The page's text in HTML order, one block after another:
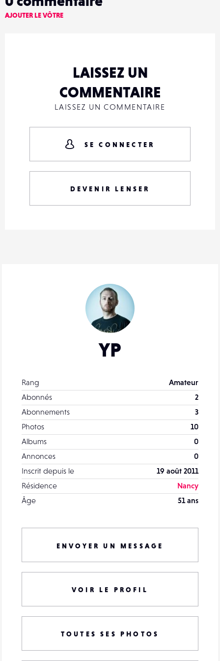
YP
Rang
Amateur
Abonnés
2
Abonnements
3
Photos
10
Albums
0
Annonces
0
Inscrit depuis le
19 août 2011
Résidence
Nancy
Âge
51 ans
ENVOYER UN MESSAGE
VOIR LE PROFIL
TOUTES SES PHOTOS
AJOUTER LE VÔTRE
LAISSEZ UN
COMMENTAIRE
LAISSEZ UN COMMENTAIRE
SE CONNECTER
DEVENIR LENSER